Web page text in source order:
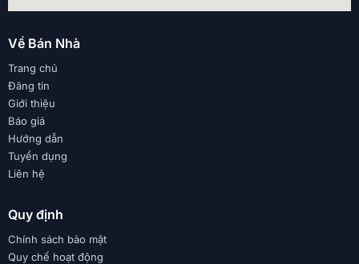
Về Bán Nhà
Trang chủ
Đăng tin
Giới thiệu
Báo giá
Hướng dẫn
Tuyển dụng
Liên hệ
Quy định
Chính sách bảo mật
Quy chế hoạt động